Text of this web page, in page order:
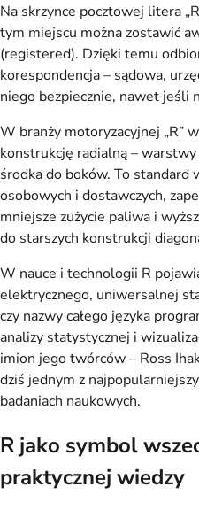
Na skrzynce pocztowej litera
tym miejscu można zostawić
(registered). Dzięki temu
korespondencja – sądowa,
niego bezpiecznie, nawet jeśli
W branży motoryzacyjnej „R”
konstrukcję radialną –
środka do boków. To standard
osobowych i dostawczych,
mniejsze zużycie paliwa i
do starszych konstrukcji
W nauce i technologii R
elektrycznego, uniwersalnej
czy nazwy całego języka
analizy statystycznej i
imion jego twórców – Ross
dziś jednym z
badaniach naukowych.
R jako symbol
praktycznej wiedzy